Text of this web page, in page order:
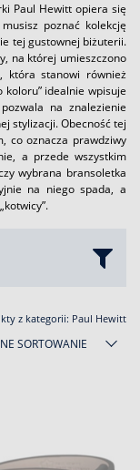
Paul Hewitt opiera się
poznać kolekcję
tej gustownej biżuterii.
na której umieszczono
która stanowi również
koloru” idealnie wpisuje
na znalezienie
stylizacji. Obecność tej
co oznacza prawdziwy
a przede wszystkim
wybrana bransoletka
na niego spada, a
z kategorii: Paul Hewitt
SORTOWANIE